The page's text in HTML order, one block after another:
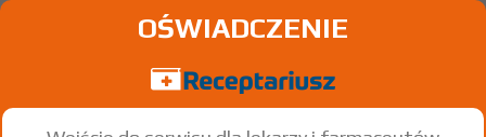
OŚWIADCZENIE